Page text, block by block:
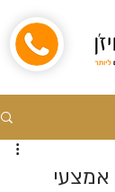
אמצעי